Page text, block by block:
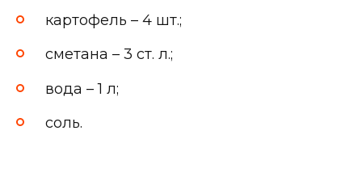
картофель – 4 шт.;
сметана – 3 ст. л.;
вода – 1 л;
соль.